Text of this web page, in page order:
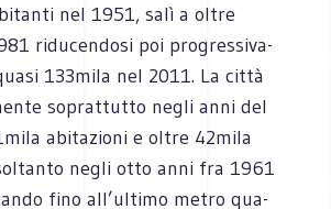
nel 1951, salì a oltre
ridu­cen­dosi poi pro­gres­si­va­
133mila nel 2011. La città
soprat­tutto negli anni del
abi­ta­zioni e oltre 42mila
negli otto anni fra 1961
fino all’ultimo metro qua­